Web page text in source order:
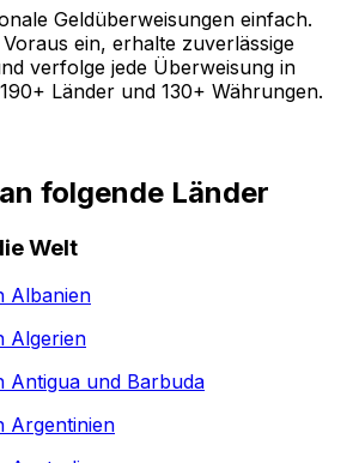
Geldüberweisungen einfach.
ein, erhalte zuverlässige
verfolge jede Überweisung in
Länder und 130+ Währungen.
folgende Länder
Welt
Albanien
Algerien
Antigua und Barbuda
Argentinien